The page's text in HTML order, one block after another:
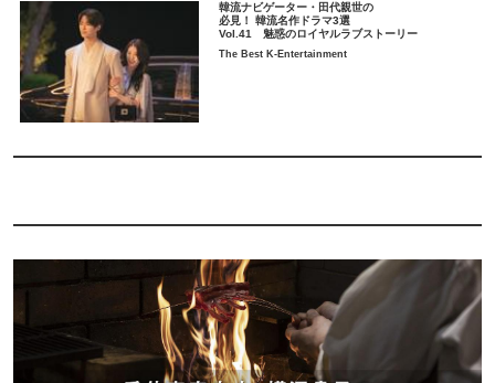
韓流ナビゲーター・田代親世の
必見！ 韓流名作ドラマ3選
Vol.41 魅惑のロイヤルラブストーリー
The Best K-Entertainment